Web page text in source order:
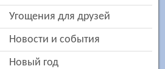
угощения для друзей
новости и события
новый год